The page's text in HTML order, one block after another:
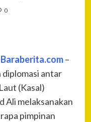
0
Baraberita.com–
antar
(Kasal)
Ali melaksanakan
pimpinan